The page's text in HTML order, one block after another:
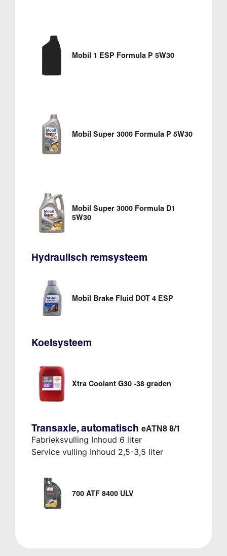
Mobil 1 ESP Formula P 5W30
Mobil Super 3000 Formula P 5W30
Mobil Super 3000 Formula D1
5W30
Hydraulisch remsysteem
Mobil Brake Fluid DOT 4 ESP
Koelsysteem
Xtra Coolant G30 -38 graden
Transaxle, automatisch eATN8 8/1
Fabrieksvulling Inhoud 6 liter
Service vulling Inhoud 2,5-3,5 liter
700 ATF 8400 ULV